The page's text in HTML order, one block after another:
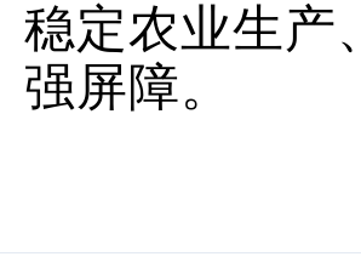
稳定农业生产
强屏障。